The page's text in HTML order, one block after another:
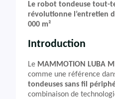
Le robot tondeuse tout-
révolutionne l’entretien
000 m²
Introduction
Le MAMMOTION LUBA
comme une référence
tondeuses sans fil
combinaison de